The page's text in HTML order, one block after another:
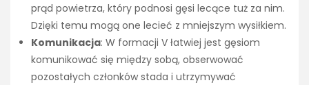
prąd powietrza, który podnosi gęsi lecące tuż za nim.
Dzięki temu mogą one lecieć z mniejszym wysiłkiem.
Komunikacja: W formacji V łatwiej jest gęsiom
komunikować się między sobą, obserwować
pozostałych członków stada i utrzymywać